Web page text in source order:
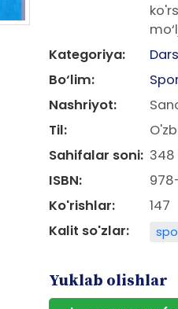
Kategoriya:
Bo‘lim:
Nashriyot:
Til:
Sahifalar soni: 348
ISBN:
Ko'rishlar:
147
Kalit so'zlar:
Yuklab olishlar